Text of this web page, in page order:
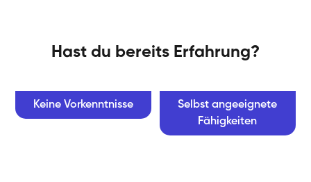
Hast du bereits Erfahrung?
Keine Vorkenntnisse
Selbst angeeignete
Fähigkeiten